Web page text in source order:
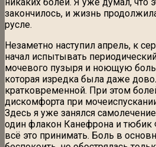
закончилось, и жизнь
русле.
Незаметно наступил апрель, к
начал испытывать
мочевого пузыря и ноющую
которая изредка была даже
кратковременной. При этом
дискомфорта при
Здесь я уже занялся
один флакон Канефрона и тюбик
всё это принимать. Боль в